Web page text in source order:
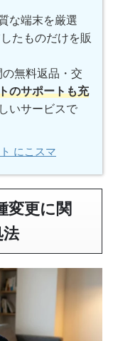
な端末を厳選
たものだけを販
無料返品・交
のサポートも充
いサービスで
にこスマ
変更に関